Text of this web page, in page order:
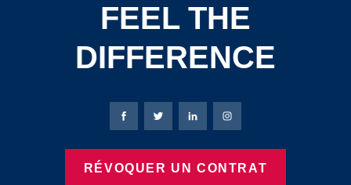
FEEL THE
DIFFERENCE
Page Facebook de Bierbaum-Proenen
Page X de Bierbaum-Proenen
Page LinkedIn de
Page Instagram de
RÉVOQUER UN CONTRAT